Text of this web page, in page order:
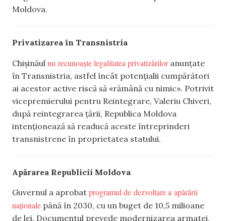
Moldova.
Privatizarea în Transnistria
Chișinăul nu recunoaște legalitatea privatizăriloranunțate
în Transnistria, astfel încât potențialii cumpărători
ai acestor active riscă să «rămână cu nimic». Potrivit
vicepremierului pentru Reintegrare, Valeriu Chiveri,
după reintegrarea țării, Republica Moldova
intenționează să readucă aceste întreprinderi
transnistrene în proprietatea statului.
Apărarea Republicii Moldova
Guvernul a aprobat programul de dezvoltare a apărării
naționale până în 2030, cu un buget de 10,5 milioane
de lei. Documentul prevede modernizarea armatei,